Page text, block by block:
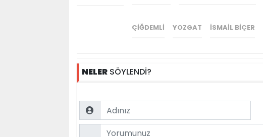
ÇIĞDEMLI YOZGAT İSMAIL BIÇER
NELERSÖYLENDİ?
Name
Comment